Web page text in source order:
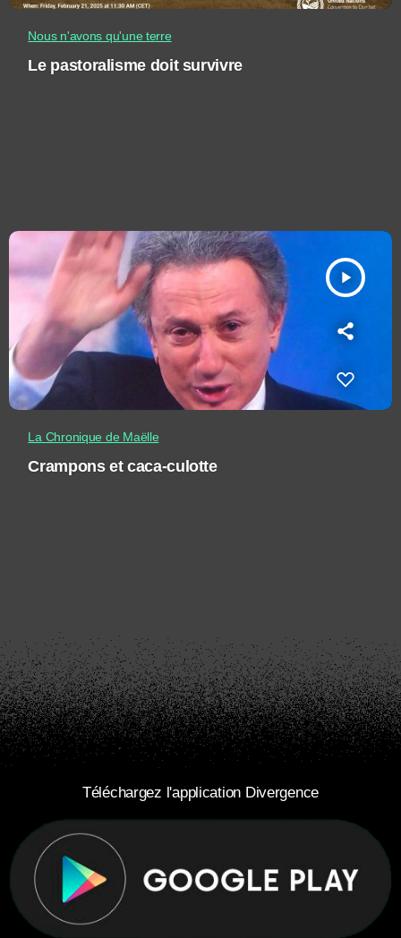
Nous n'avons qu'une terre
Le pastoralisme doit survivre
play_arrow
La Chronique de Maëlle
Crampons et caca-culotte
Téléchargez l'application Divergence